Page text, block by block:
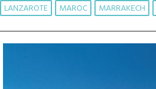
LANZAROTE
MAROC MARRAKECH